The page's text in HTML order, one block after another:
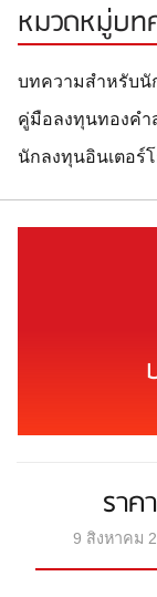
หมวดหมู่บท
บทความสำหรับนั
คู่มือลงทุนทองคำ
นักลงทุนอินเตอร์
รา
9 สิงหาคม